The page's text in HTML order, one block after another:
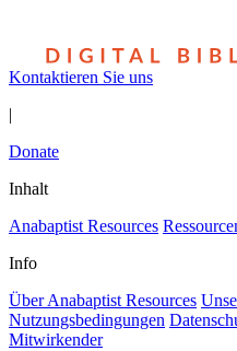
Kontaktieren Sie uns
|
Donate
Inhalt
Anabaptist Resources
Info
Über Anabaptist Resources
Nutzungsbedingungen
Mitwirkender